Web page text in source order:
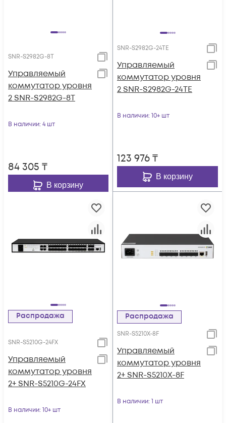
SNR-S2982G-8T
Управляемый
коммутатор уровня
2 SNR-S2982G-8T
В наличии: 4 шт
84 305 ₸
В корзину
SNR-S2982G-24TE
Управляемый
коммутатор уровня
2 SNR-S2982G-24TE
В наличии: 10+ шт
123 976₸
В корзину
Распродажа
SNR-S5210G-24FX
Управляемый
коммутатор уровня
2+ SNR-S5210G-24FX
В наличии: 10+ шт
Распродажа
SNR-S5210X-8F
Управляемый
коммутатор уровня
2+ SNR-S5210X-8F
В наличии: 1 шт